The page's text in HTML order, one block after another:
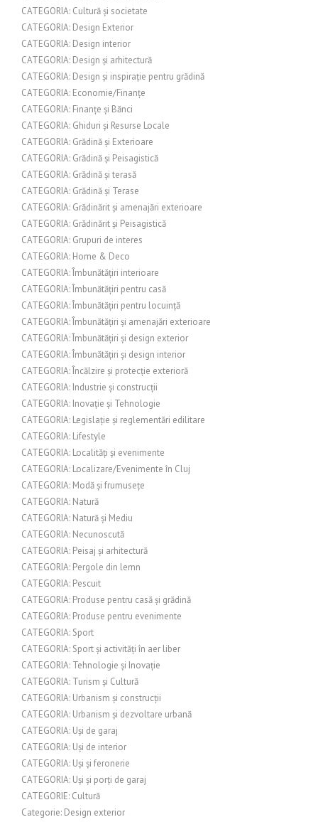
CATEGORIA: Cultură și societate
CATEGORIA: Design Exterior
CATEGORIA: Design interior
CATEGORIA: Design și arhitectură
CATEGORIA: Design și inspirație pentru grădină
CATEGORIA: Economie/Finanțe
CATEGORIA: Finanțe și Bănci
CATEGORIA: Ghiduri și Resurse Locale
CATEGORIA: Grădină și Exterioare
CATEGORIA: Grădină și Peisagistică
CATEGORIA: Grădină și terasă
CATEGORIA: Grădină și Terase
CATEGORIA: Grădinărit și amenajări exterioare
CATEGORIA: Grădinărit și Peisagistică
CATEGORIA: Grupuri de interes
CATEGORIA: Home & Deco
CATEGORIA: Îmbunătățiri interioare
CATEGORIA: Îmbunătățiri pentru casă
CATEGORIA: Îmbunătățiri pentru locuință
CATEGORIA: Îmbunătățiri și amenajări exterioare
CATEGORIA: Îmbunătățiri și design exterior
CATEGORIA: Îmbunătățiri și design interior
CATEGORIA: Încălzire și protecție exterioră
CATEGORIA: Industrie și construcții
CATEGORIA: Inovație și Tehnologie
CATEGORIA: Legislație și reglementări edilitare
CATEGORIA: Lifestyle
CATEGORIA: Localități și evenimente
CATEGORIA: Localizare/Evenimente în Cluj
CATEGORIA: Modă și frumusețe
CATEGORIA: Natură
CATEGORIA: Natură și Mediu
CATEGORIA: Necunoscută
CATEGORIA: Peisaj și arhitectură
CATEGORIA: Pergole din lemn
CATEGORIA: Pescuit
CATEGORIA: Produse pentru casă și grădină
CATEGORIA: Produse pentru evenimente
CATEGORIA: Sport
CATEGORIA: Sport și activități în aer liber
CATEGORIA: Tehnologie și Inovație
CATEGORIA: Turism și Cultură
CATEGORIA: Urbanism și construcții
CATEGORIA: Urbanism și dezvoltare urbană
CATEGORIA: Uși de garaj
CATEGORIA: Uși de interior
CATEGORIA: Uși și feronerie
CATEGORIA: Uși și porți de garaj
CATEGORIE: Cultură
Categorie: Design exterior